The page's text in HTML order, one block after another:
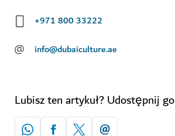
+971 800 33222
@ info@dubaiculture.ae
Lubisz ten artykuł? Udostępnij go